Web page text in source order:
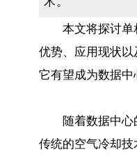
本文将探讨
优势、应用现状
它有望成为数据中
随着数据中心的
传统的空气冷却